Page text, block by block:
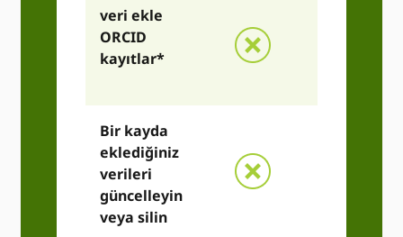
veri ekle
ORCID
kayıtlar*
Bir kayda
eklediğiniz
verileri
güncelleyin
veya silin